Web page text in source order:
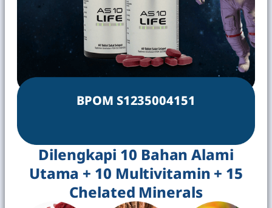
BPOM S1235004151
Dilengkapi 10 Bahan Alami
Utama + 10 Multivitamin + 15
Chelated Minerals